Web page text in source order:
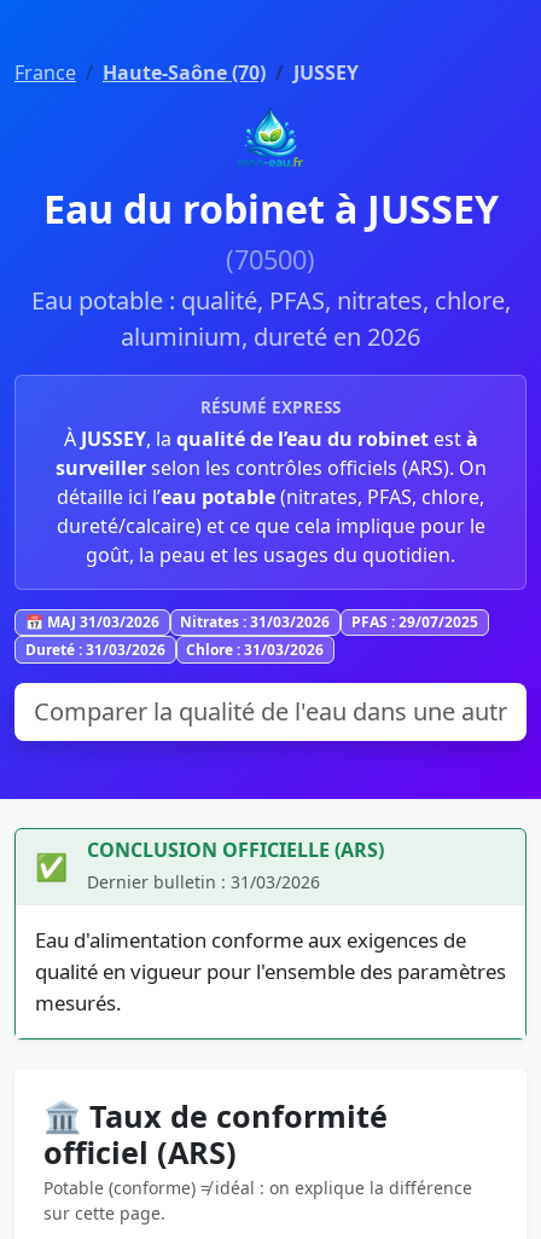
France Haute-Saône (70) JUSSEY
Eau du robinet à JUSSEY
(70500)
Eau potable : qualité, PFAS, nitrates, chlore,
aluminium, dureté en 2026
RÉSUMÉ EXPRESS
À JUSSEY, la qualité de l’eau du robinetestà
surveillerselon les contrôles officiels (ARS). On
détaille ici l’eau potable(nitrates, PFAS, chlore,
dureté/calcaire) et ce que cela implique pour le
goût, la peau et les usages du quotidien.
📅 MAJ 31/03/2026 Nitrates : 31/03/2026
PFAS : 29/07/2025
Dureté : 31/03/2026
Chlore : 31/03/2026
✅ CONCLUSION OFFICIELLE (ARS)
Dernier bulletin : 31/03/2026
Eau d'alimentation conforme aux exigences de
qualité en vigueur pour l'ensemble des paramètres
mesurés.
🏛️ Taux de conformité
officiel (ARS)
Potable (conforme) ≠ idéal : on explique la différence
sur cette page.